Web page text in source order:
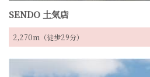
SENDO 土気店
2,270m（徒歩29分）